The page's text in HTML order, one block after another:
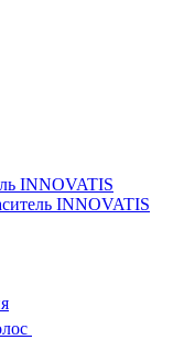
INNOVATIS
INNOVATIS